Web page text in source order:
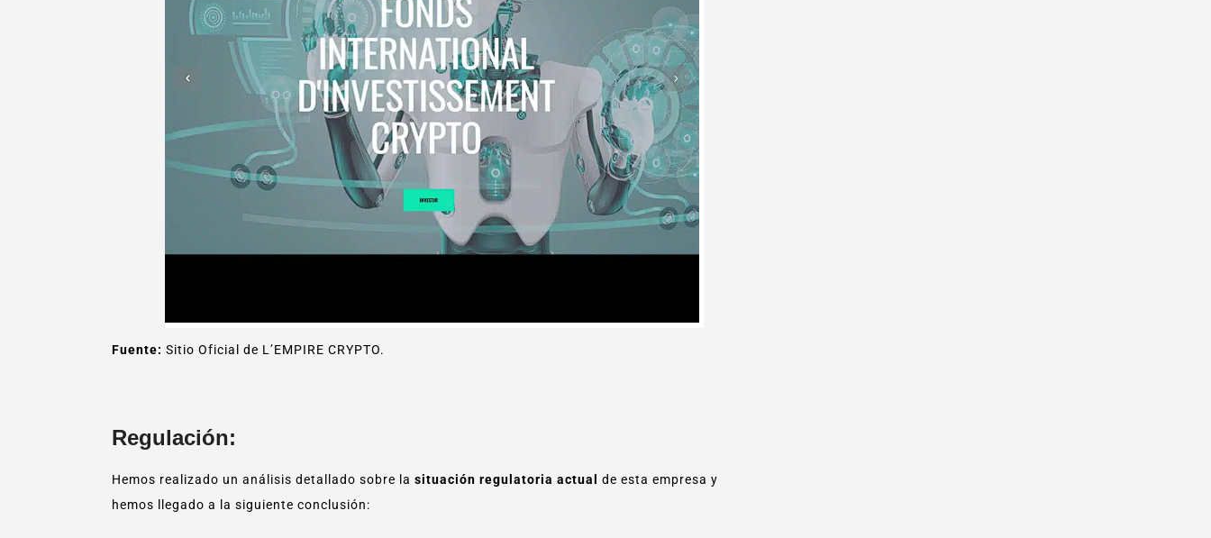
Fuente: Sitio Oficial de L’EMPIRE CRYPTO.
Regulación:
Hemos realizado un análisis detallado sobre la situación regulatoria actual
de esta empresa y
hemos llegado a la siguiente conclusión: